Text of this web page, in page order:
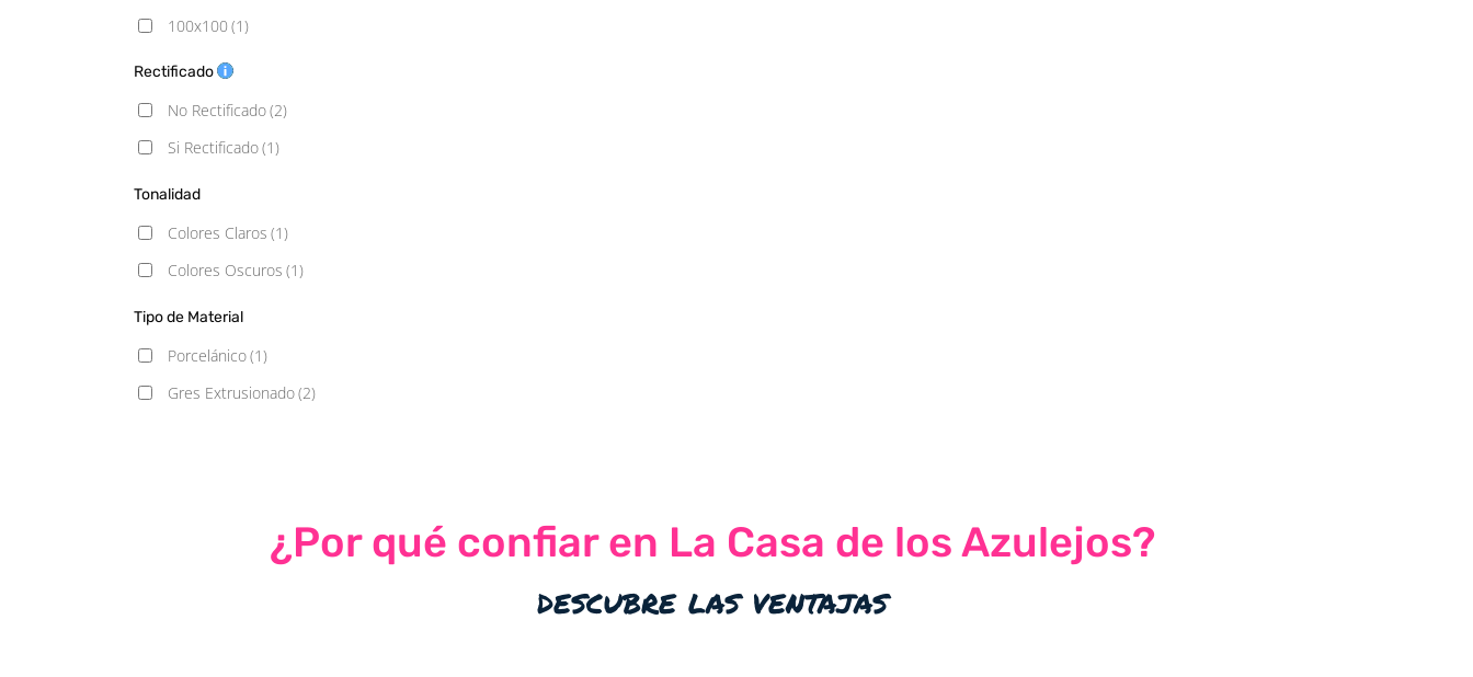
100x100 (1)
Rectificado
No Rectificado(2)
Si Rectificado(1)
Tonalidad
Colores Claros (1)
Colores Oscuros (1)
Tipo de Material
Porcelánico(1)
Gres Extrusionado(2)
¿Por qué confiar en La Casa de los Azulejos?
descubre las ventajas